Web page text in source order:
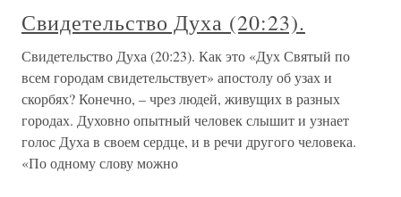
Свидетельство Духа (20:23).
Свидетельство Духа (20:23). Как это «Дух Святый по
всем городам свидетельствует» апостолу об узах и
скорбях? Конечно, – чрез людей, живущих в разных
городах. Духовно опытный человек слышит и узнает
голос Духа в своем сердце, и в речи другого человека.
«По одному слову можно